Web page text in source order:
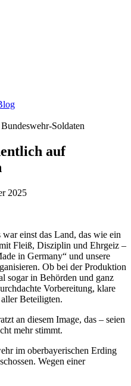
auf
2025
einst das Land, das wie ein
Fleiß, Disziplin und Ehrgeiz –
in Germany“ und unsere
Ob bei der Produktion
sogar in Behörden und ganz
Vorbereitung, klare
Beteiligten.
an diesem Image, das – seien
mehr stimmt.
im oberbayerischen Erding
Wegen einer